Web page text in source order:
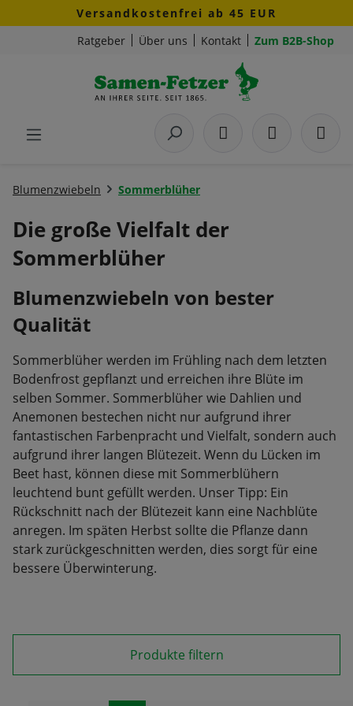
Zum Hauptinhalt springen
Versandkostenfrei ab 45 EUR
Ratgeber
Über uns Kontakt Zum B2B-Shop
Blumenzwiebeln Sommerblüher
Die große Vielfalt der
Sommerblüher
Blumenzwiebeln von bester
Qualität
Sommerblüher werden im Frühling nach dem letzten
Bodenfrost gepflanzt und erreichen ihre Blüte im
selben Sommer. Sommerblüher wie Dahlien und
Anemonen bestechen nicht nur aufgrund ihrer
fantastischen Farbenpracht und Vielfalt, sondern auch
aufgrund ihrer langen Blütezeit. Wenn du Lücken im
Beet hast, können diese mit Sommerblühern
leuchtend bunt gefüllt werden. Unser Tipp: Ein
Rückschnitt nach der Blütezeit kann eine Nachblüte
anregen. Im späten Herbst sollte die Pflanze dann
stark zurückgeschnitten werden, dies sorgt für eine
bessere Überwinterung.
Produkte filtern